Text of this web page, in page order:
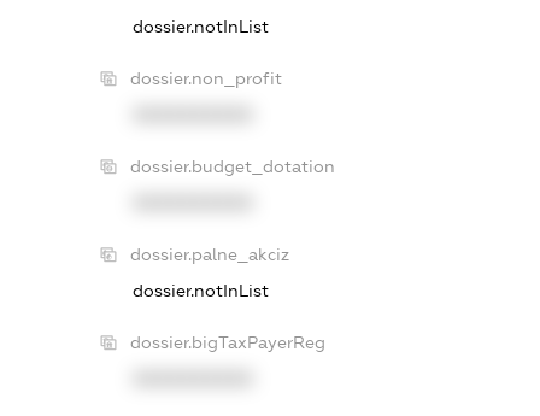
dossier.notInList
dossier.non_profit
dossier.budget_dotation
dossier.palne_akciz
dossier.notInList
dossier.bigTaxPayerReg